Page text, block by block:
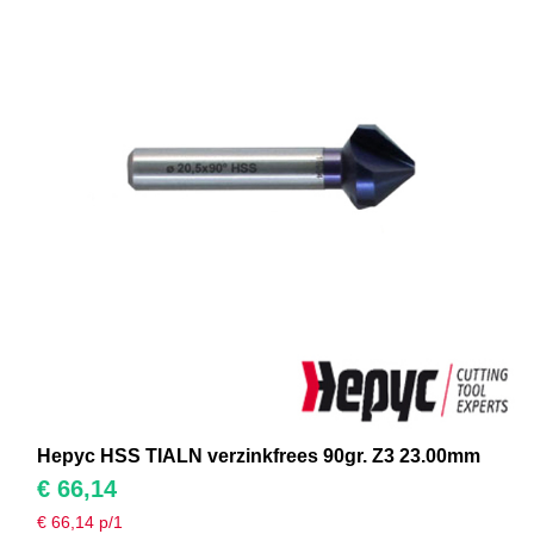
Hepyc HSS TIALN verzinkfrees 90gr. Z3 23.00mm
€ 66,14
€66,14 p/1